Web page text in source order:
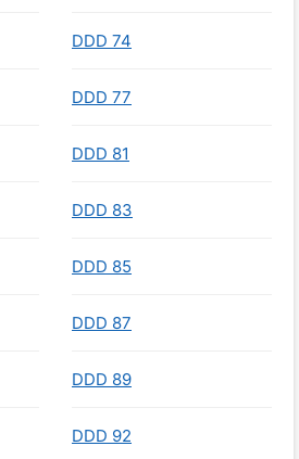
DDD 74
DDD 77
DDD 81
DDD 83
DDD 85
DDD 87
DDD 89
DDD 92